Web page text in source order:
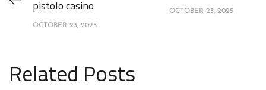
pistolo casino
OCTOBER 23, 2025
OCTOBER 23, 2025
Related Posts